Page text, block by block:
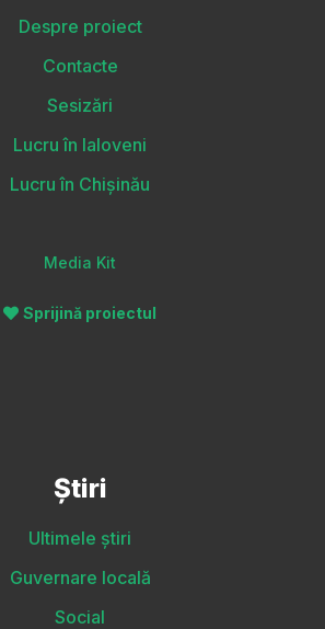
Despre proiect
Contacte
Sesizări
Lucru în Ialoveni
Lucru în Chișinău
Media Kit
Sprijină proiectul
Știri
Ultimele știri
Guvernare locală
Social